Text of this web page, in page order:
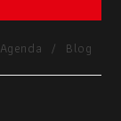
Agenda / Blog